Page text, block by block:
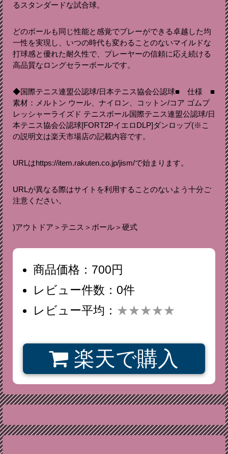
るスタンダードな試合球。
どのボールも同じ性能と感覚でプレーができる卓越した均
一性を実現し、いつの時代も変わることのないマイルドな
打球感と優れた耐久性で、プレーヤーの信頼に応え続ける
高品質なロングセラーボールです。
◆国際テニス連盟公認球/日本テニス協会公認球■ 仕様 ■
素材：メルトン ウール、ナイロン、コットン/コア ゴムプ
レッシャーライズド テニスボール国際テニス連盟公認球/日
本テニス協会公認球[FORT2PイエロDLP]ダンロップ(※こ
の説明文は楽天市場店の記載内容です。
URLはhttps://item.rakuten.co.jp/jism/で始まります。
URLが異なる際はサイトを利用することのないよう十分ご
注意ください。
)アウトドア＞テニス＞ボール＞硬式
商品価格：700円
レビュー件数：0件
レビュー平均： ★★★★★
楽天で購入